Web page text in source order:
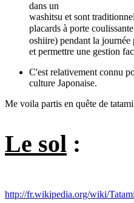
dans un
washitsu et sont
placards à porte
oshiire) pendant la journée
et permettre une gestion
C'est relativement connu
culture Japonaise.
Me voila partis en quête de
Le sol :
http://fr.wikipedia.org/wiki/Tatami